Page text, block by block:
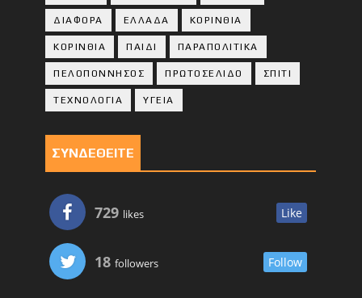
ΔΙΑΦΟΡΑ ΕΛΛΑΔΑ ΚΟΡΙΝΘΙΑ
ΚΟΡΙΝΘΙA ΠΑΙΔΙ ΠΑΡΑΠΟΛΙΤΙΚΑ
ΠΕΛΟΠΟΝΝΗΣΟΣ ΠΡΩΤΟΣΕΛΙΔΟ ΣΠΙΤΙ
ΤΕΧΝΟΛΟΓΙΑ ΥΓΕΙΑ
ΣΥΝΔΕΘΕΙΤΕ
729 likes Like
18 followers Follow